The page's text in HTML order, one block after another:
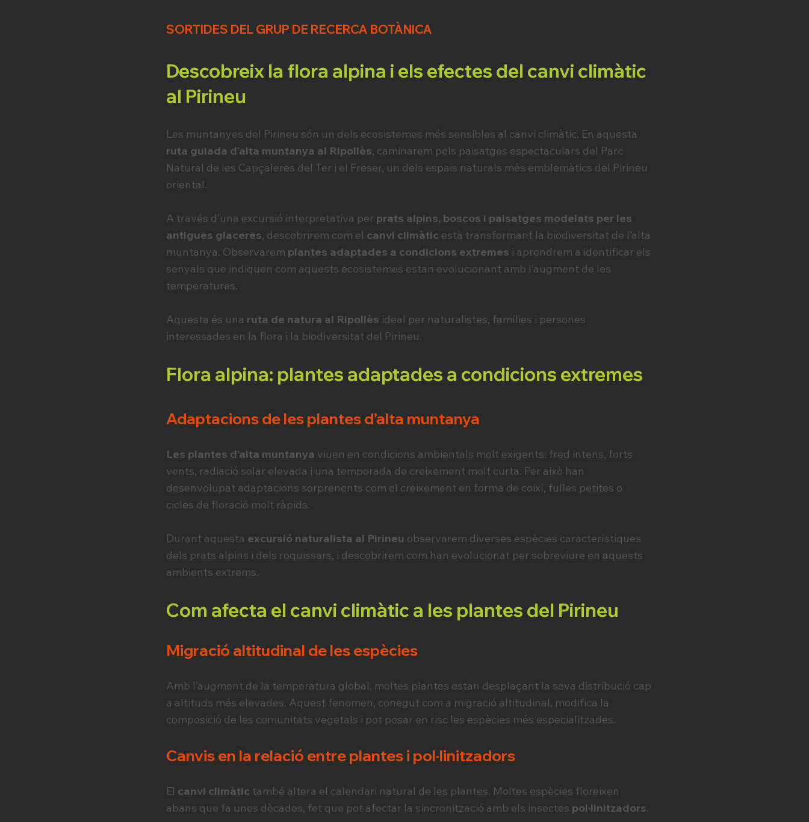
SORTIDES DEL GRUP DE RECERCA BOTÀNICA
Descobreix la flora alpina i els efectes del canvi climàtic
al Pirineu
Les muntanyes del Pirineu són un dels ecosistemes més sensibles al canvi climàtic. En aquesta
ruta guiada d’alta muntanya al Ripollès, caminarem pels paisatges espectaculars del Parc
Natural de les Capçaleres del Ter i el Freser, un dels espais naturals més emblemàtics del Pirineu
oriental.
A través d’una excursió interpretativa per prats alpins, boscos i paisatges modelats per les
antigues glaceres, descobrirem com el canvi climàtic està transformant la biodiversitat de l’alta
muntanya. Observarem plantes adaptades a condicions extremes i aprendrem a identificar els
senyals que indiquen com aquests ecosistemes estan evolucionant amb l’augment de les
temperatures.
Aquesta és una ruta de natura al Ripollès ideal per naturalistes, famílies i persones
interessades en la flora i la biodiversitat del Pirineu.
Flora alpina: plantes adaptades a condicions extremes
Adaptacions de les plantes d’alta muntanya
Les plantes d’alta muntanya viuen en condicions ambientals molt exigents: fred intens, forts
vents, radiació solar elevada i una temporada de creixement molt curta. Per això han
desenvolupat adaptacions sorprenents com el creixement en forma de coixí, fulles petites o
cicles de floració molt ràpids.
Durant aquesta excursió naturalista al Pirineu observarem diverses espècies característiques
dels prats alpins i dels roquissars, i descobrirem com han evolucionat per sobreviure en aquests
ambients extrems.
Com afecta el canvi climàtic a les plantes del Pirineu
Migració altitudinal de les espècies
Amb l’augment de la temperatura global, moltes plantes estan desplaçant la seva distribució cap
a altituds més elevades. Aquest fenomen, conegut com a migració altitudinal, modifica la
composició de les comunitats vegetals i pot posar en risc les espècies més especialitzades.
Canvis en la relació entre plantes i pol·linitzadors
El canvi climàtic també altera el calendari natural de les plantes. Moltes espècies floreixen
abans que fa unes dècades, fet que pot afectar la sincronització amb els insectes pol·linitzadors.